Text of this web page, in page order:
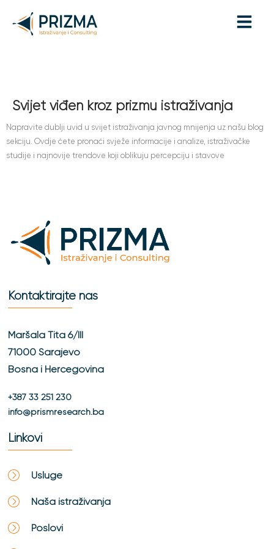
Svijet viđen kroz prizmu istraživanja
Napravite dublji uvid u svijet istraživanja javnog mnijenja uz našu blog
sekciju. Ovdje ćete pronaći svježe informacije i analize, istraživačke
studije i najnovije trendove koji oblikuju percepciju i stavove
Kontaktirajte nas
Maršala Tita 6/III
71000 Sarajevo
Bosna i Hercegovina
+387 33 251 230
info@prismresearch.ba
Linkovi
Usluge
Naša istraživanja
Poslovi